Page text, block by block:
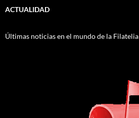
ACTUALIDAD
Últimas noticias en el mundo de la Filatelia